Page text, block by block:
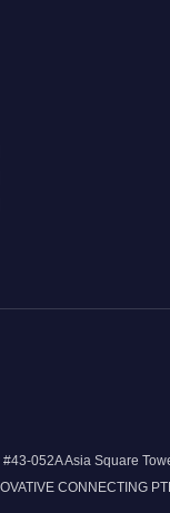
052A Asia Square
CONNECTING